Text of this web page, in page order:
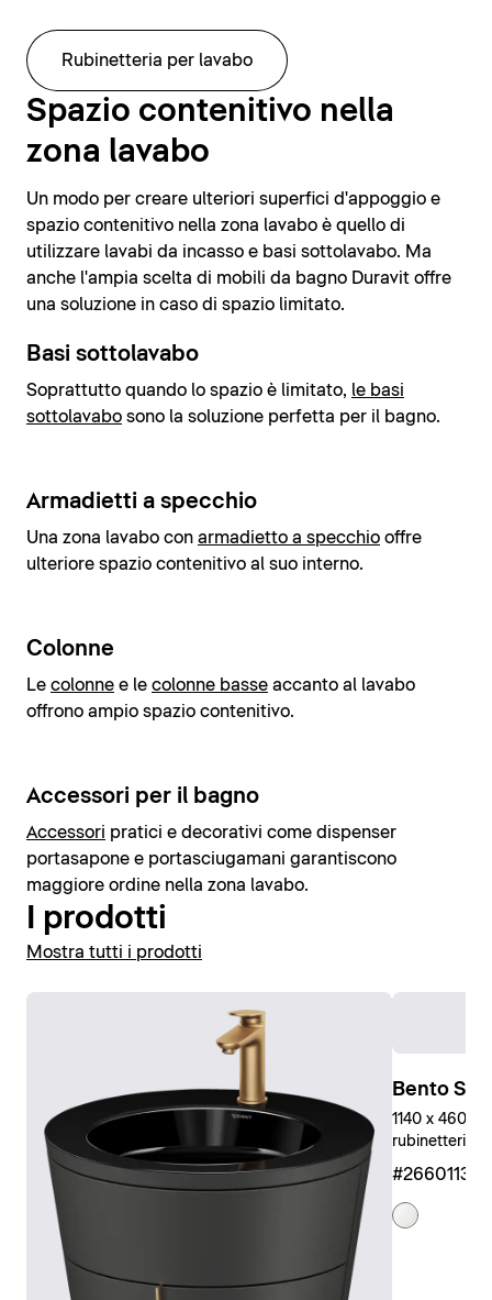
Rubinetteria per lavabo
Spazio contenitivo nella
zona lavabo
Un modo per creare ulteriori superfici d'appoggio e
spazio contenitivo nella zona lavabo è quello di
utilizzare lavabi da incasso e basi sottolavabo. Ma
anche l'ampia scelta di mobili da bagno Duravit offre
una soluzione in caso di spazio limitato.
Basi sottolavabo
Soprattutto quando lo spazio è limitato, le basi
sottolavabo sono la soluzione perfetta per il bagno.
Armadietti a specchio
Una zona lavabo con armadietto a specchio offre
ulteriore spazio contenitivo al suo interno.
Colonne
Le colonne e le colonne basse accanto al lavabo
offrono ampio spazio contenitivo.
Accessori per il bagno
Accessori pratici e decorativi come dispenser
portasapone e portasciugamani garantiscono
maggiore ordine nella zona lavabo.
I prodotti
Mostra tutti i prodotti
Bento
1140 x 460
rubinetteria,